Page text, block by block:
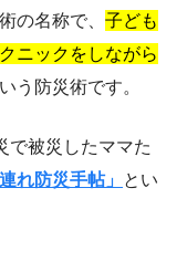
の名称で、 子ども
ニックをしながら
う防災術です。
で被災したママた
連れ防災手帖」 とい